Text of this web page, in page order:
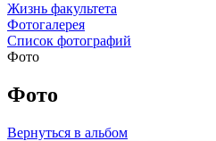
Жизнь факультета
Фотогалерея
Список фотографий
Фото
Фото
Вернуться в альбом